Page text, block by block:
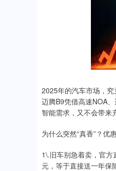
2025年的汽车市场，
迈腾B9凭借高速NOA
智能需求，又不会带来
为什么突然“真香”？优
1\.旧车别急着卖，官
元，等于直接送一年保